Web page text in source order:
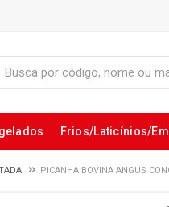
Frios/Laticínios/
PICANHA BOVINA ANGUS